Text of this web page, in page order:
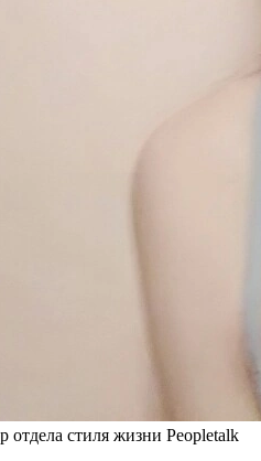
отдела стиля жизни Peopletalk